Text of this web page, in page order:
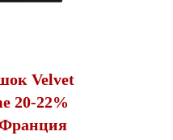
Velvet
20-22%